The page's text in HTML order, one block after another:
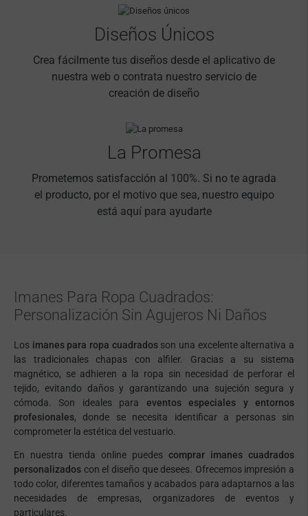
Diseños Únicos
Crea fácilmente tus diseños desde el aplicativo de
nuestra web o contrata nuestro servicio de
creación de diseño
La Promesa
Prometemos satisfacción al 100%. Si no te agrada
el producto, por el motivo que sea, nuestro equipo
está aquí para ayudarte
Imanes Para Ropa Cuadrados:
Personalización Sin Agujeros Ni Daños
Los imanes para ropa cuadradosson una excelente alternativa a
las tradicionales chapas con alfiler. Gracias a su sistema
magnético, se adhieren a la ropa sin necesidad de perforar el
tejido, evitando daños y garantizando una sujeción segura y
cómoda. Son ideales para eventos especiales y entornos
profesionales, donde se necesita identificar a personas sin
comprometer la estética del vestuario.
En nuestra tienda online puedes comprar imanes cuadrados
personalizados con el diseño que desees. Ofrecemos impresión a
todo color, diferentes tamaños y acabados para adaptarnos a las
necesidades de empresas, organizadores de eventos y
particulares.